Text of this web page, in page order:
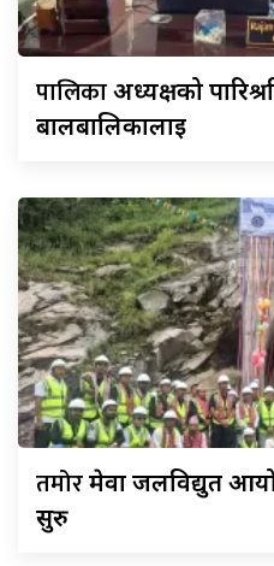
पालिकाअध्यक्षको
बालबालिकालाई
तमोरमेवा जलविद्युत
सुरु